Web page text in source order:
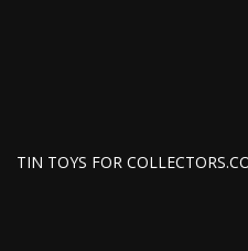
TIN TOYS FOR